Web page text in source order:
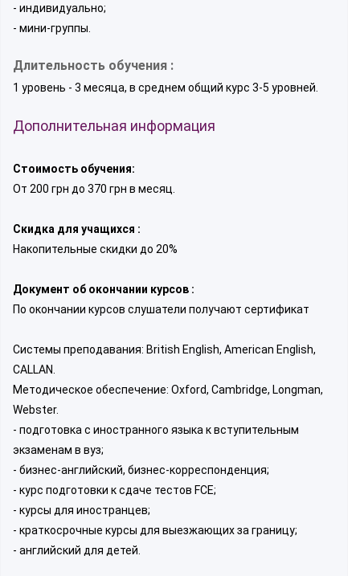
- индивидуально;
- мини-группы.
Длительность обучения :
1 уровень - 3 месяца, в среднем общий курс 3-5 уровней.
Дополнительная информация
Стоимость обучения:
От 200 грн до 370 грн в месяц.
Скидка для учащихся :
Накопительные скидки до 20%
Документ об окончании курсов :
По окончании курсов слушатели получают сертификат
Системы преподавания: British English, American English,
CALLAN.
Методическое обеспечение: Oxford, Cambridge, Longman,
Webster.
- подготовка с иностранного языка к вступительным
экзаменам в вуз;
- бизнес-английский, бизнес-корреспонденция;
- курс подготовки к сдаче тестов FCE;
- курсы для иностранцев;
- краткосрочные курсы для выезжающих за границу;
- английский для детей.